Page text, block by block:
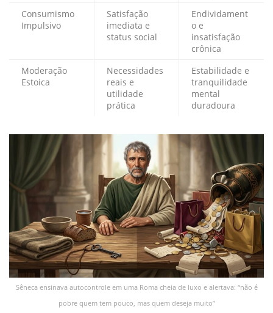
Consumismo
Impulsivo
Satisfação
imediata e
status social
Endividament
o e
insatisfação
crônica
Moderação
Estoica
Necessidades
reais e
utilidade
prática
Estabilidade e
tranquilidade
mental
duradoura
Sêneca ensinava autocontrole em uma Roma cheia de luxo e alertava: “não é
pobre quem tem pouco, mas quem deseja muito”